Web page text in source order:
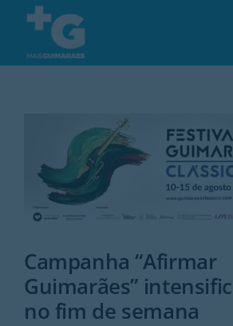
content
Desporto
Opinião
Região
Campanha “Afirmar
Guimarães”
no fim de semana